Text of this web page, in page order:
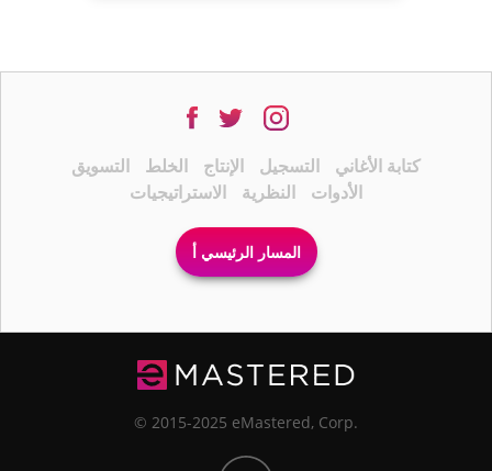
التسويق الخلط الإنتاج التسجيل
كتابة الأغاني
الاستراتيجيات
النظرية الأدوات
المسار الرئيسي أ
© 2015-2025 eMastered, Corp.